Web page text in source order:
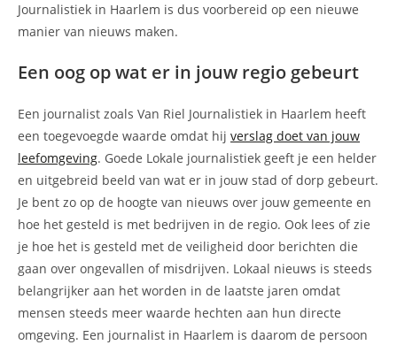
Journalistiek in Haarlem is dus voorbereid op een nieuwe
manier van nieuws maken.
Een oog op wat er in jouw regio gebeurt
Een journalist zoals Van Riel Journalistiek in Haarlem heeft
een toegevoegde waarde omdat hij verslag doet van jouw
leefomgeving. Goede Lokale journalistiek geeft je een helder
en uitgebreid beeld van wat er in jouw stad of dorp gebeurt.
Je bent zo op de hoogte van nieuws over jouw gemeente en
hoe het gesteld is met bedrijven in de regio. Ook lees of zie
je hoe het is gesteld met de veiligheid door berichten die
gaan over ongevallen of misdrijven. Lokaal nieuws is steeds
belangrijker aan het worden in de laatste jaren omdat
mensen steeds meer waarde hechten aan hun directe
omgeving. Een journalist in Haarlem is daarom de persoon